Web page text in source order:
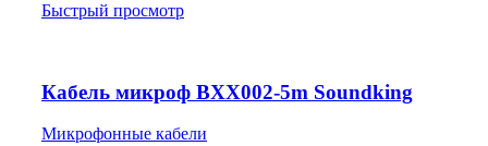
Быстрый просмотр
Кабель микроф BXX002-5m Soundking
Микрофонные кабели